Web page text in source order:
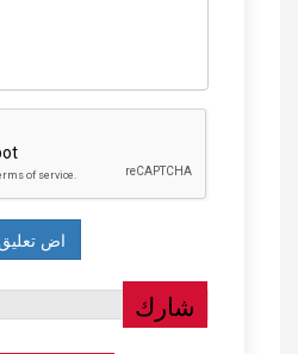
شارك